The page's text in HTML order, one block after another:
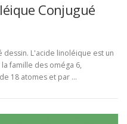
Conjugué
dessin. L'acide linoléique est un
famille des oméga 6,
18 atomes et par …